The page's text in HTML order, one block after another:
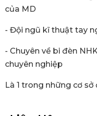
của MD
- Đội ngũ kĩ thuật tay
- Chuyên về bi đèn
chuyên nghiệp
Là 1 trong những cơ